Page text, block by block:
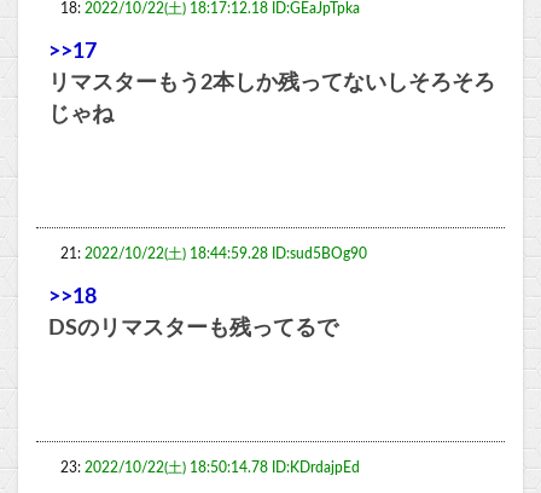
18: 2022/10/22(土) 18:17:12.18 ID:GEaJpTpka
>>17
リマスターもう2本しか残ってないしそろそろ
じゃね
21: 2022/10/22(土) 18:44:59.28 ID:sud5BOg90
>>18
DSのリマスターも残ってるで
23: 2022/10/22(土) 18:50:14.78 ID:KDrdajpEd